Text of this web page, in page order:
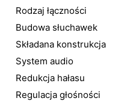
Rodzaj łączności
Budowa słuchawek
Składana konstrukcja
System audio
Redukcja hałasu
Regulacja głośności